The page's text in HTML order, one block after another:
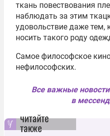
ткань повествования
наблюдать за этим
удовольствие даже тем,
носить такого роду
Самое философское
нефилософских.
Все важные
в
читайте
также